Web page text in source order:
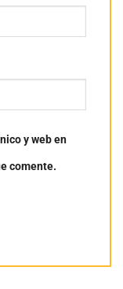
y web en
comente.